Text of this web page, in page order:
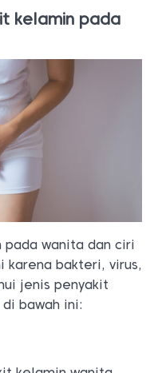
kelamin pada
pada wanita dan ciri
karena bakteri, virus,
jenis penyakit
bawah ini: